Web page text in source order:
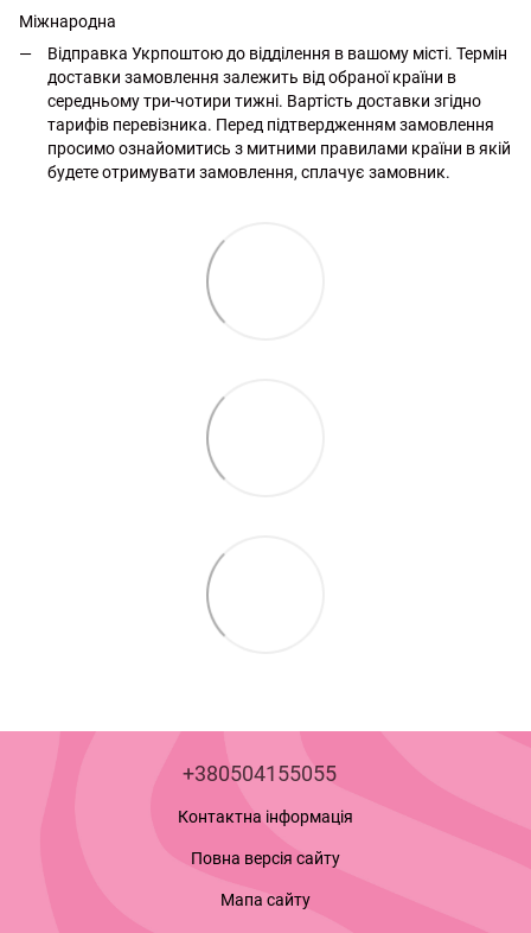
Міжнародна
Відправка Укрпоштою до відділення в вашому місті. Термін
доставки замовлення залежить від обраної країни в
середньому три-чотири тижні. Вартість доставки згідно
тарифів перевізника. Перед підтвердженням замовлення
просимо ознайомитись з митними правилами країни в якій
будете отримувати замовлення, сплачує замовник.
+380504155055
Контактна інформація
Повна версія сайту
Мапа сайту